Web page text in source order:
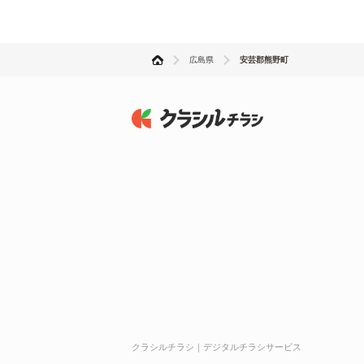
広島県 安芸郡熊野町
クラシルチラシ｜デジタルチラシサービス